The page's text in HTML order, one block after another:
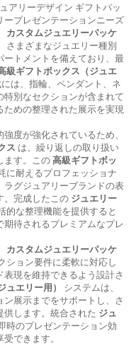
アリーデザイン ギフトパッ
プレゼンテーションニーズ
カスタムジュエリーパッケ
さまざまなジュエリー種別
トメントを備えており、最
級ギフトボックス（ジュエ
は、指輪、ペンダント、ネ
別なセクションが含まれて
めの整理された展示を実現
度が強化されているため、
ス は、繰り返しの取り扱い
ます。この高級ギフトボッ
に耐えるプロフェッショナ
ラグジュアリーブランドの表
。完成したこの ジュエリー
的な整理機能を提供すると
待されるプレミアムなプレ
カスタムジュエリーパッケ
ション要件に柔軟に対応し
現を維持できるよう設計さ
ュエリー用） システムは、
展示までをサポートし、さ
供します。統合された ジュ
時のプレゼンテーション効
できます。